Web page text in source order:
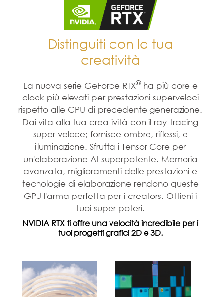
Distinguiti con la tua
creatività
La nuova serie GeForce RTX®ha più core e
clock più elevati per prestazioni superveloci
rispetto alle GPU di precedente generazione.
Dai vita alla tua creatività con il ray-tracing
super veloce; fornisce ombre, riflessi, e
illuminazione. Sfrutta i Tensor Core per
un'elaborazione AI superpotente. Memoria
avanzata, miglioramenti delle prestazioni e
tecnologie di elaborazione rendono queste
GPU l'arma perfetta per i creators. Ottieni i
tuoi super poteri.
NVIDIA RTX ti offre una velocità incredibile per i
tuoi progetti grafici 2D e 3D.